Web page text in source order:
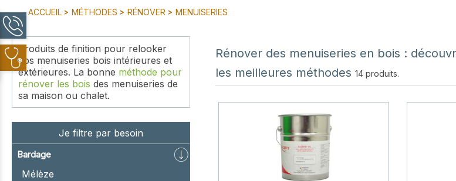
ACCUEIL MÉTHODES RÉNOVER MENUISERIES
Produits de finition pour relooker
vos menuiseries bois intérieures et
extérieures. La bonne méthode pour
rénover les bois des menuiseries de
sa maison ou chalet.
Je filtre par besoin
Bardage
Mélèze
Rénover des menuiseries en bois :
les meilleures méthodes 14 produits.